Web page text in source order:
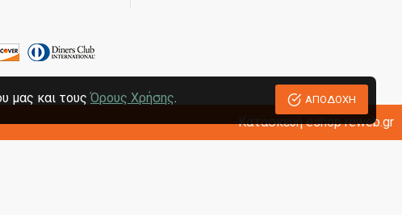
Κατασκευή eshop reweb.gr
ΑΠΟΔΟΧΗ
μας και τουςΌρους Χρήσης.